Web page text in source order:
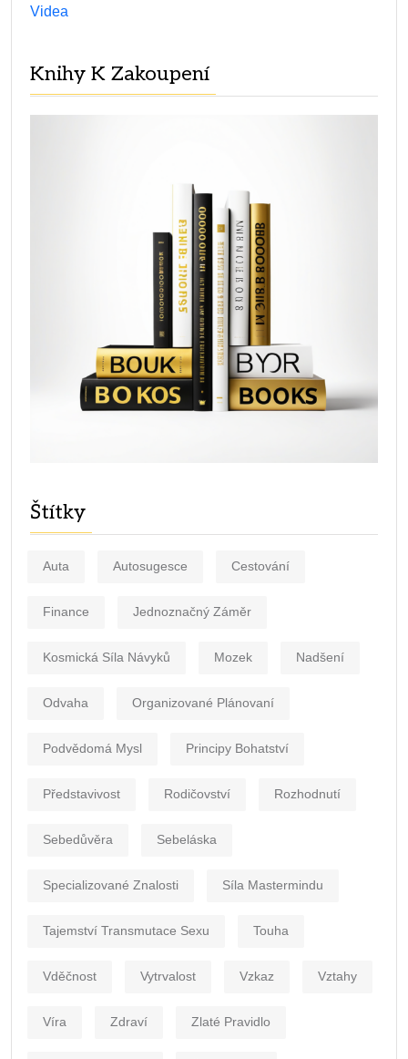
Videa
Knihy K Zakoupení
Štítky
Auta Autosugesce Cestování
Finance Jednoznačný Záměr
Kosmická Síla Návyků Mozek Nadšení
Odvaha Organizované Plánovaní
Podvědomá Mysl Principy Bohatství
Představivost Rodičovství Rozhodnutí
Sebedůvěra Sebeláska
Specializované Znalosti Síla Mastermindu
Tajemství Transmutace Sexu Touha
Vděčnost Vytrvalost Vzkaz Vztahy
Víra Zdraví Zlaté Pravidlo